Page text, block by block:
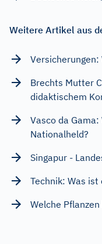
Weitere Artikel aus
Versicherungen:
Brechts Mutter
didaktischem
Vasco da
Nationalheld?
Singapur -
Technik: Was
Welche